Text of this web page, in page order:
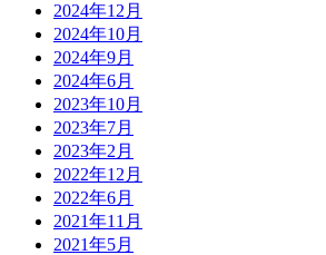
2024年12月
2024年10月
2024年9月
2024年6月
2023年10月
2023年7月
2023年2月
2022年12月
2022年6月
2021年11月
2021年5月